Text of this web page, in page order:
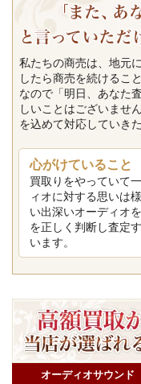
私たちの商売は、地元
したら商売を続けるこ
なので「明日、あなた
しいことはございませ
を込めて対応していき
心がけていること
買取りをやっていて
ィオに対する思いは
い出深いオーディオ
を正しく判断し査定
います。
オーディオサウンド